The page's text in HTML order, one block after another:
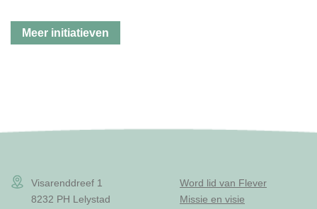
Meer initiatieven
Visarenddreef 1
8232 PH Lelystad
Word lid van Flever
Missie en visie